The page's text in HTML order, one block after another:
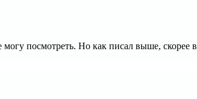
посмотреть. Но как писал выше, скорее